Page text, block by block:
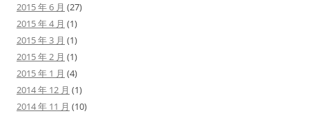
2015 年 6 月 (27)
2015 年 4 月 (1)
2015 年 3 月 (1)
2015 年 2 月 (1)
2015 年 1 月 (4)
2014 年 12 月 (1)
2014 年 11 月 (10)